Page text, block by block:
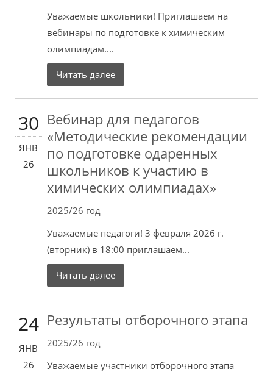
Уважаемые школьники! Приглашаем на
вебинары по подготовке к химическим
олимпиадам....
Читать далее
30
ЯНВ
26
Вебинар для педагогов
«Методические рекомендации
по подготовке одаренных
школьников к участию в
химических олимпиадах»
2025/26 год
Уважаемые педагоги! 3 февраля 2026 г.
(вторник) в 18:00 приглашаем...
Читать далее
24
ЯНВ
26
Результаты отборочного этапа
2025/26 год
Уважаемые участники отборочного этапа